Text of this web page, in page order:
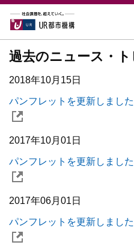
過去のニュース・
2018年10月15日
パンフレットを更新しまし
2017年10月01日
パンフレットを更新しまし
2017年06月01日
パンフレットを更新しまし